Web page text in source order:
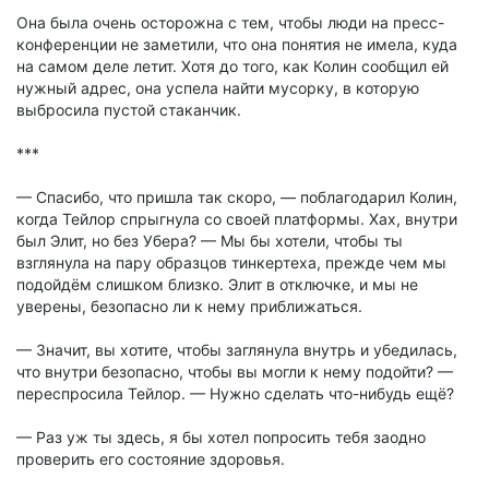
Она была очень осторожна с тем, чтобы люди на пресс-
конференции не заметили, что она понятия не имела, куда
на самом деле летит. Хотя до того, как Колин сообщил ей
нужный адрес, она успела найти мусорку, в которую
выбросила пустой стаканчик.
***
— Спасибо, что пришла так скоро, — поблагодарил Колин,
когда Тейлор спрыгнула со своей платформы. Хах, внутри
был Элит, но без Убера? — Мы бы хотели, чтобы ты
взглянула на пару образцов тинкертеха, прежде чем мы
подойдём слишком близко. Элит в отключке, и мы не
уверены, безопасно ли к нему приближаться.
— Значит, вы хотите, чтобы заглянула внутрь и убедилась,
что внутри безопасно, чтобы вы могли к нему подойти? —
переспросила Тейлор. — Нужно сделать что-нибудь ещё?
— Раз уж ты здесь, я бы хотел попросить тебя заодно
проверить его состояние здоровья.